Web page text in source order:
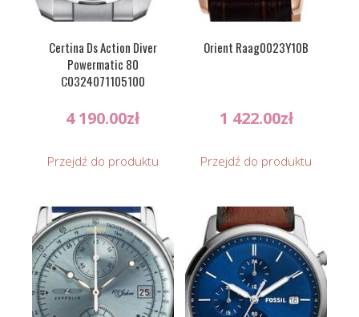
Certina Ds Action Diver
Powermatic 80
C0324071105100
4 190.00zł
Przejdź do produktu
Orient Raag0023Y10B
1 422.00zł
Przejdź do produktu